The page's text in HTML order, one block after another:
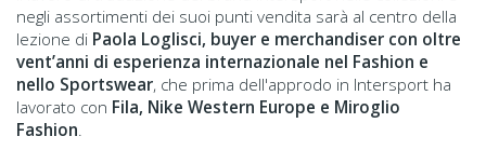
negli assortimenti dei suoi punti vendita sarà al centro della
lezione di Paola Loglisci, buyer e merchandiser con oltre
vent’anni di esperienza internazionale nel Fashion e
nello Sportswear, che prima dell'approdo in Intersport ha
lavorato con Fila, Nike Western Europe e Miroglio
Fashion